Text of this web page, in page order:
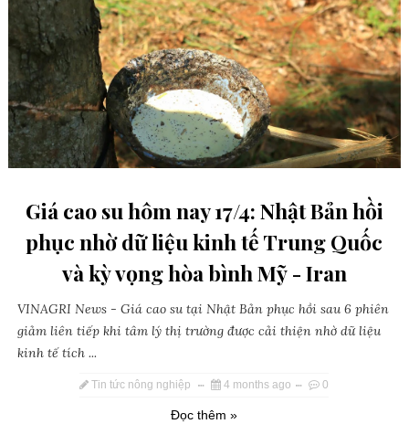
Giá cao su hôm nay 17/4: Nhật Bản hồi
phục nhờ dữ liệu kinh tế Trung Quốc
và kỳ vọng hòa bình Mỹ - Iran
VINAGRI News - Giá cao su tại Nhật Bản phục hồi sau 6 phiên
giảm liên tiếp khi tâm lý thị trường được cải thiện nhờ dữ liệu
kinh tế tích ...
Tin tức nông nghiệp 4 months ago 0
Đọc thêm »